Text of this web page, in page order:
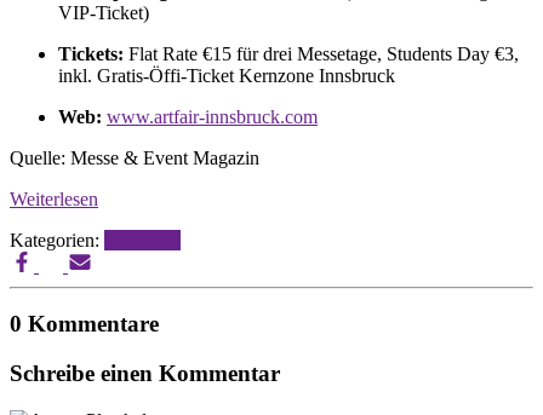
VIP-Ticket)
Tickets: Flat Rate €15 für drei Messetage, Students Day €3,
inkl. Gratis-Öffi-Ticket Kernzone Innsbruck
Web: www.artfair-innsbruck.com
Quelle: Messe & Event Magazin
Weiterlesen
Kategorien:
0 Kommentare
Schreibe einen Kommentar